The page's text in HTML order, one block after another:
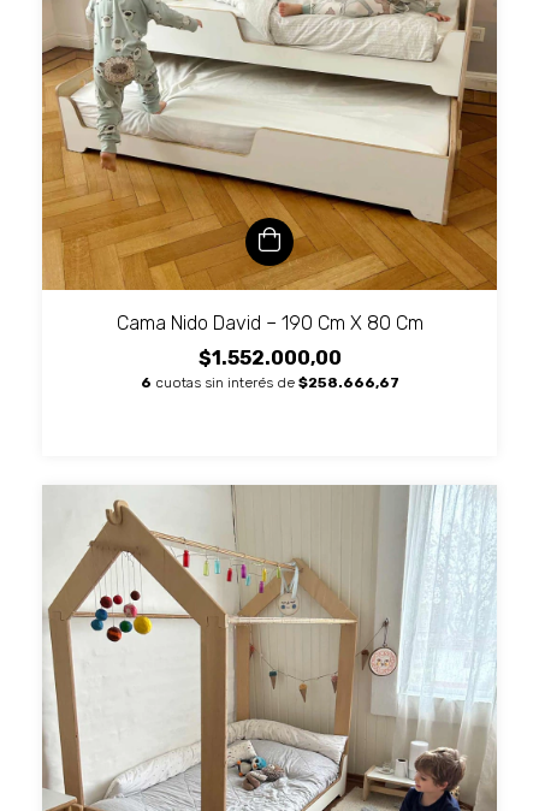
Cama Nido David – 190 Cm X 80 Cm
$1.552.000,00
6 cuotas sin interés de $258.666,67